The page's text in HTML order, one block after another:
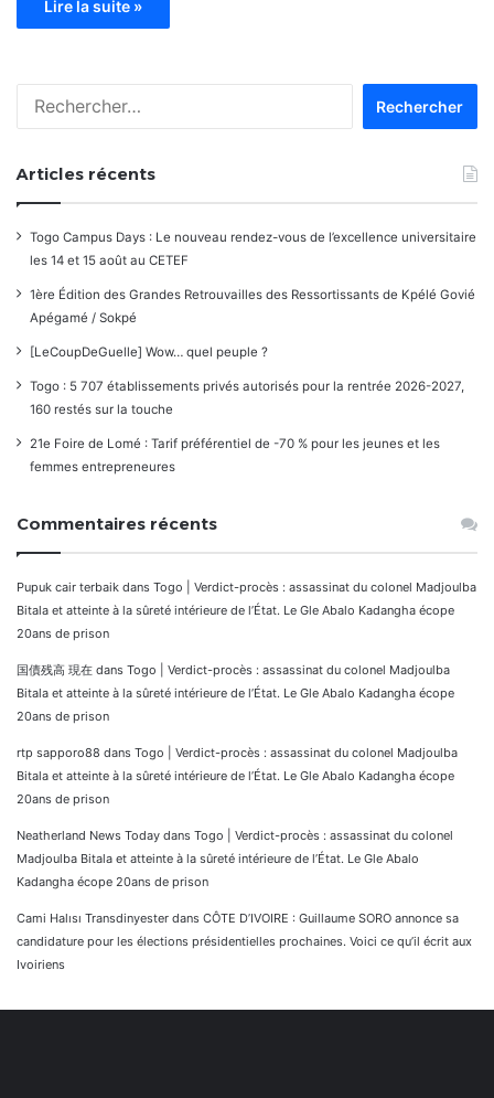
Lire la suite »
Articles récents
Togo Campus Days : Le nouveau rendez-vous de l’excellence universitaire
les 14 et 15 août au CETEF
1ère Édition des Grandes Retrouvailles des Ressortissants de Kpélé Govié
Apégamé / Sokpé
[LeCoupDeGuelle] Wow… quel peuple ?
Togo : 5 707 établissements privés autorisés pour la rentrée 2026-2027,
160 restés sur la touche
21e Foire de Lomé : Tarif préférentiel de -70 % pour les jeunes et les
femmes entrepreneures
Commentaires récents
Pupuk cair terbaik dans Togo | Verdict-procès : assassinat du colonel Madjoulba
Bitala et atteinte à la sûreté intérieure de l’État. Le Gle Abalo Kadangha écope
20ans de prison
国債残高 現在 dans Togo | Verdict-procès : assassinat du colonel Madjoulba
Bitala et atteinte à la sûreté intérieure de l’État. Le Gle Abalo Kadangha écope
20ans de prison
rtp sapporo88 dans Togo | Verdict-procès : assassinat du colonel Madjoulba
Bitala et atteinte à la sûreté intérieure de l’État. Le Gle Abalo Kadangha écope
20ans de prison
Neatherland News Today dans Togo | Verdict-procès : assassinat du colonel
Madjoulba Bitala et atteinte à la sûreté intérieure de l’État. Le Gle Abalo
Kadangha écope 20ans de prison
Cami Halısı Transdinyester dans CÔTE D’IVOIRE : Guillaume SORO annonce sa
candidature pour les élections présidentielles prochaines. Voici ce qu’il écrit aux
Ivoiriens